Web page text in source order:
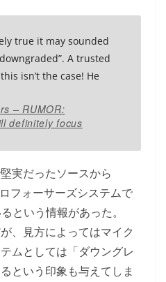
true it may sounded
A trusted
isn’t the case! He
– RUMOR:
definitely focus
実だったソースから
フォーサーズシステムで
という情報があった。
、見方によってはマイク
ムとしては「ダウングレ
という印象も与えてしま